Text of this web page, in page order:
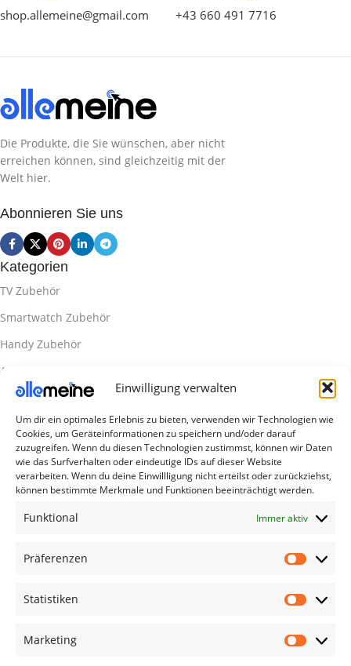
Einwilligung verwalten
Um dir ein optimales Erlebnis zu bieten, verwenden wir Technologien wie
Cookies, um Geräteinformationen zu speichern und/oder darauf
zuzugreifen. Wenn du diesen Technologien zustimmst, können wir Daten
wie das Surfverhalten oder eindeutige IDs auf dieser Website
verarbeiten. Wenn du deine Einwillligung nicht erteilst oder zurückziehst,
können bestimmte Merkmale und Funktionen beeinträchtigt werden.
Funktional Immer aktiv
Präferenzen
Statistiken
Marketing
shop.allemeine@gmail.com
+43 660 491 7716
Die Produkte, die Sie wünschen, aber nicht
erreichen können, sind gleichzeitig mit der
Welt hier.
Abonnieren Sie uns
Kategorien
TV Zubehör
Smartwatch Zubehör
Handy Zubehör
Airpod Zubehör
Gamingsachen
Useful Links
Aktionen
Blog
Lieferung & Rückgabe
Outlet